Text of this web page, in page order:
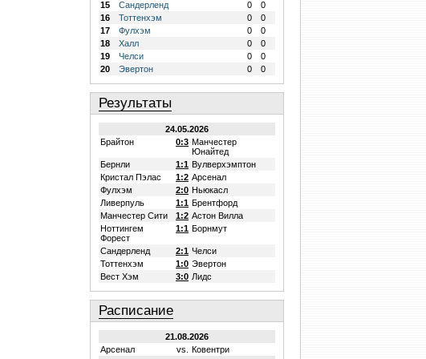
15 Сандерленд 0
0
16
Тоттенхэм 0
0
17
Фулхэм 0
0
18
Халл 0
0
19
Челси 0
0
20
Эвертон 0 0
Результаты
24.05.2026
Брайтон
0:3 Манчестер
Юнайтед
Бернли
1:1 Вулверхэмптон
Кристал Пэлас
1:2 Арсенал
Фулхэм
2:0 Ньюкасл
Ливерпуль
1:1 Брентфорд
Манчестер Сити
1:2 Астон Вилла
Ноттингем
Форест
1:1 Борнмут
Сандерленд 2:1 Челси
Тоттенхэм
1:0 Эвертон
Вест Хэм
3:0 Лидс
Расписание
21.08.2026
Арсенал
vs.
Ковентри